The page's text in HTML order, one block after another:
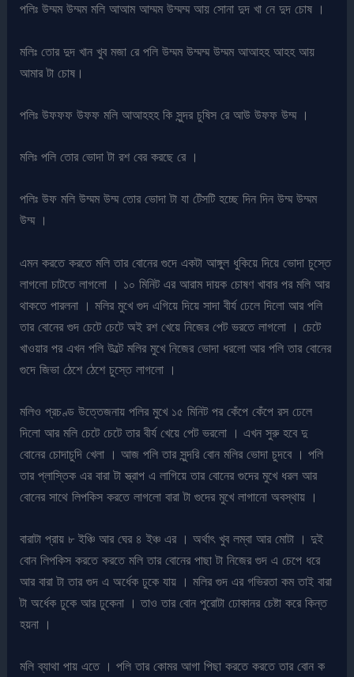
পলিঃ উম্মম উম্মম মলি আআম আম্মম উম্মম্ম আয় সোনা দুদ খা নে দুদ চোষ ।
মলিঃ তোর দুদ খান খুব মজা রে পলি উম্মম উম্মম্ম উম্মম আআহহ আহহ আয়
আমার টা চোষ।
পলিঃ উফফফ উফফ মলি আআহহহ কি সুন্দর চুষিস রে আউ উফফ উম্ম ।
মলিঃ পলি তোর ভোদা টা রশ বের করছে রে ।
পলিঃ উফ মলি উম্মম উম্ম তোর ভোদা টা যা টেঁসটি হচ্ছে দিন দিন উম্ম উম্মম
উম্ম ।
এমন করতে করতে মলি তার বোনের গুদে একটা আঙ্গুল ধুকিয়ে দিয়ে ভোদা চুস্তে
লাগলো চাটতে লাগলো । ১০ মিনিট এর আরাম দায়ক চোষণ খাবার পর মলি আর
থাকতে পারলনা । মলির মুখে গুদ এগিয়ে দিয়ে সাদা বীর্য ঢেলে দিলো আর পলি
তার বোনের গুদ চেটে চেটে অই রশ খেয়ে নিজের পেট ভরতে লাগলো । চেটে
খাওয়ার পর এখন পলি উল্টে মলির মুখে নিজের ভোদা ধরলো আর পলি তার বোনের
গুদে জিভা ঠেশে ঠেশে চুস্তে লাগলো ।
মলিও প্রচণ্ড উত্তেজনায় পলির মুখে ১৫ মিনিট পর কেঁপে কেঁপে রস ঢেলে
দিলো আর মলি চেটে চেটে তার বীর্য খেয়ে পেট ভরলো । এখন সুরু হবে দু
বোনের চোদাচুদি খেলা । আজ পলি তার সুন্দরি বোন মলির ভোদা চুদবে । পলি
তার প্লাস্তিক এর বারা টা স্ত্রাপ এ লাগিয়ে তার বোনের গুদের মুখে ধরল আর
বোনের সাথে লিপকিস করতে লাগলো বারা টা গুদের মুখে লাগানো অবস্থায় ।
বারাটা প্রায় ৮ ইঞ্চি আর ঘের ৪ ইঞ্চ এর । অর্থাৎ খুব লম্বা আর মোটা । দুই
বোন লিপকিস করতে করতে মলি তার বোনের পাছা টা নিজের গুদ এ চেপে ধরে
আর বারা টা তার গুদ এ অর্ধেক ঢুকে যায় । মলির গুদ এর গভিরতা কম তাই বারা
টা অর্ধেক ঢুকে আর ঢুকেনা । তাও তার বোন পুরোটা ঢোকানর চেষ্টা করে কিন্ত
হয়না ।
মলি ব্যাথা পায় এতে । পলি তার কোমর আগা পিছা করতে করতে তার বোন ক